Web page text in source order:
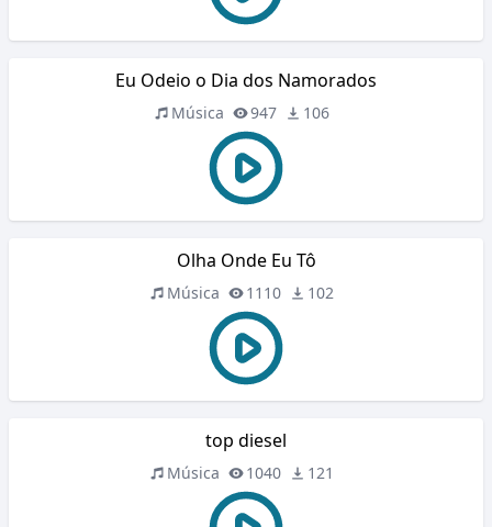
Eu Odeio o Dia dos Namorados
Música 947 106
Olha Onde Eu Tô
Música 1110 102
top diesel
Música 1040 121